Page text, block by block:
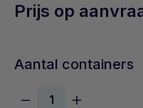
Prijs op
Aantal containers